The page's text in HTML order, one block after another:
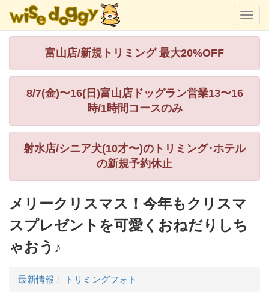
富山店/新規トリミング 最大20%OFF
8/7(金)〜16(日)富山店ドッグラン営業13〜16
時/1時間コースのみ
射水店/シニア犬(10才〜)のトリミング･ホテル
の新規予約休止
メリークリスマス！今年もクリスマ
スプレゼントを可愛くおねだりしち
ゃおう♪
最新情報 トリミングフォト